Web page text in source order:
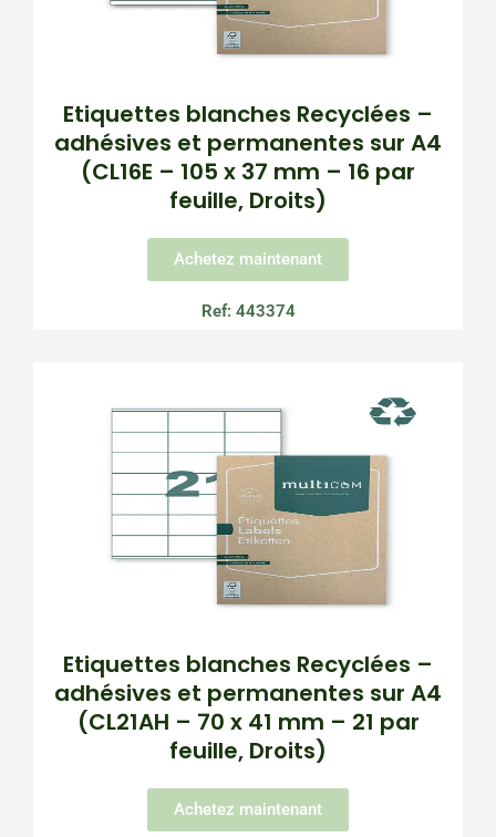
Etiquettes blanches Recyclées –
adhésives et permanentes sur A4
(CL16E – 105 x 37 mm – 16 par
feuille, Droits)
Achetez maintenant
Ref: 443374
Etiquettes blanches Recyclées –
adhésives et permanentes sur A4
(CL21AH – 70 x 41 mm – 21 par
feuille, Droits)
Achetez maintenant